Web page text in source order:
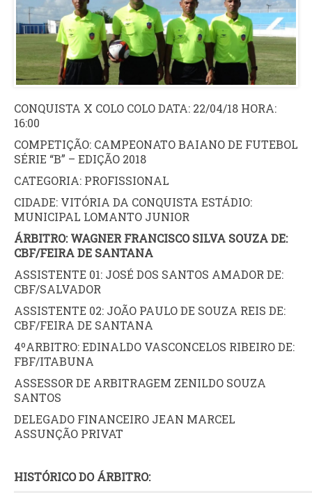
CONQUISTA X COLO COLO DATA: 22/04/18 HORA:
16:00
COMPETIÇÃO: CAMPEONATO BAIANO DE FUTEBOL
SÉRIE “B” – EDIÇÃO 2018
CATEGORIA: PROFISSIONAL
CIDADE: VITÓRIA DA CONQUISTA ESTÁDIO:
MUNICIPAL LOMANTO JUNIOR
ÁRBITRO: WAGNER FRANCISCO SILVA SOUZA DE:
CBF/FEIRA DE SANTANA
ASSISTENTE 01: JOSÉ DOS SANTOS AMADOR DE:
CBF/SALVADOR
ASSISTENTE 02: JOÃO PAULO DE SOUZA REIS DE:
CBF/FEIRA DE SANTANA
4ºARBITRO: EDINALDO VASCONCELOS RIBEIRO DE:
FBF/ITABUNA
ASSESSOR DE ARBITRAGEM ZENILDO SOUZA
SANTOS
DELEGADO FINANCEIRO JEAN MARCEL
ASSUNÇÃO PRIVAT
HISTÓRICO DO ÁRBITRO: